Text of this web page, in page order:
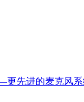
先进的麦克风系